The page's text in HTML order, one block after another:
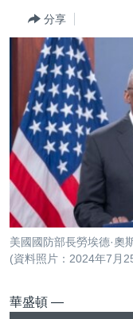
轉
檢
海外港人
新聞自由
揭謊頻道
美國
中國
國際
經貿
視頻
每日視頻新聞
美國專訊
音頻
新聞音頻
國語
分享
美國國防部長勞埃德·奧
(資料照片：2024年7月
華盛頓 —